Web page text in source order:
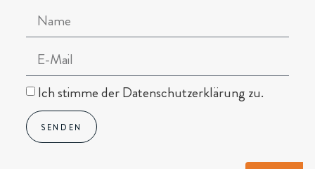
Ich stimme der Datenschutzerklärung zu.
SENDEN